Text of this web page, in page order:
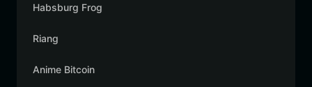
Habsburg Frog
Riang
Anime Bitcoin